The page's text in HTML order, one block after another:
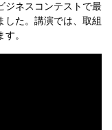
ジネスコンテストで最
した。講演では、取組
す。